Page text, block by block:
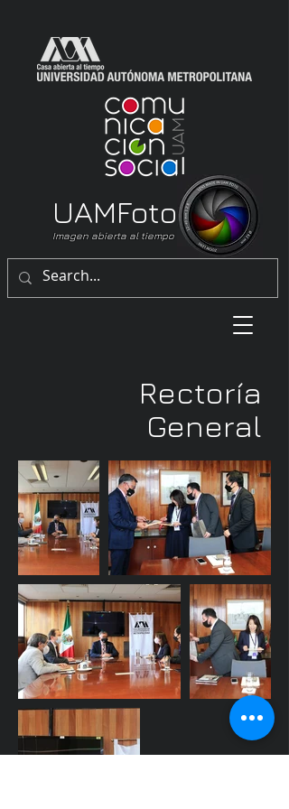
Imagen abierta al tiempo
UAMFoto
Rectoría
General